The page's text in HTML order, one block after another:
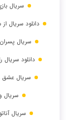
سریال
دانلود سریال
سریال پسران
دانلود سریال
سریال
سریال
سریال